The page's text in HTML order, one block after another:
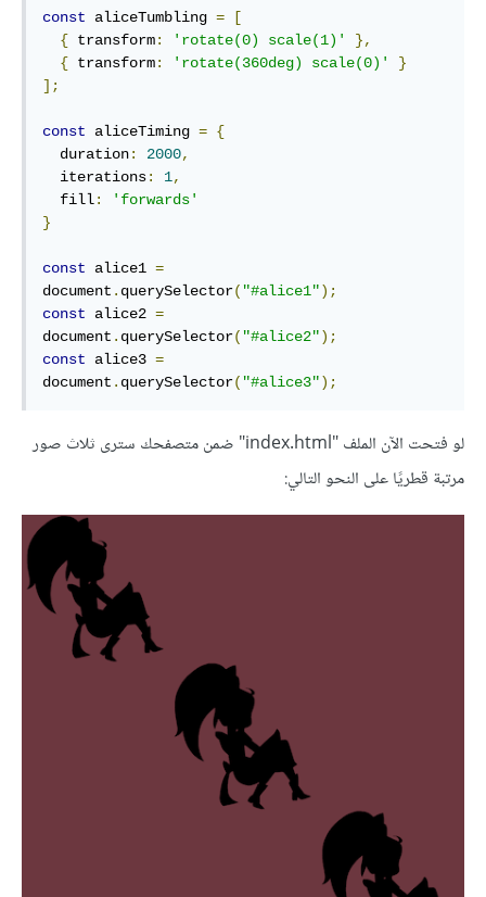
const aliceTumbling =
[
{ transform: 'rotate(0) scale(1)'
},
{ transform: 'rotate(360deg) scale(0)'
}
];
const aliceTiming = {
  duration
: 2000,
  iterations
: 1,
  fill
:
'forwards'
}
const alice1 =
document . querySelector( "#alice1");
const alice2 =
document . querySelector( "#alice2");
const alice3 =
document . querySelector( "#alice3");
لو فتحت اﻵن الملف "index.html" ضمن متصفحك سترى ثلاث صور
مرتبة قطريًا على النحو التالي: